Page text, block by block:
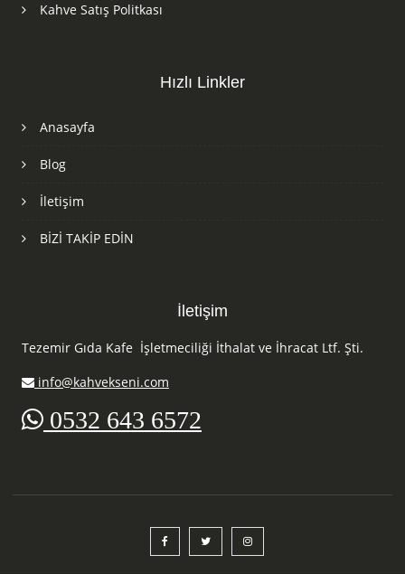
Kahve Satış Politkası
Hızlı Linkler
Anasayfa
Blog
İletişim
BİZİ TAKİP EDİN
İletişim
Tezemir Gıda Kafe İşletmeciliği İthalat ve İhracat Ltf. Şti.
info@kahvekseni.com
0532 643 6572